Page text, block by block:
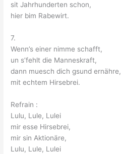
sit Jahrhunderten schon,
hier bim Rabewirt.
7.
Wenn’s einer nimme schafft,
un s’fehlt die Manneskraft,
dann muesch dich gsund ernähre,
mit echtem Hirsebrei.
Refrain :
Lulu, Lule, Lulei
mir esse Hirsebrei,
mir sin Aktionäre,
Lulu, Lule, Lulei